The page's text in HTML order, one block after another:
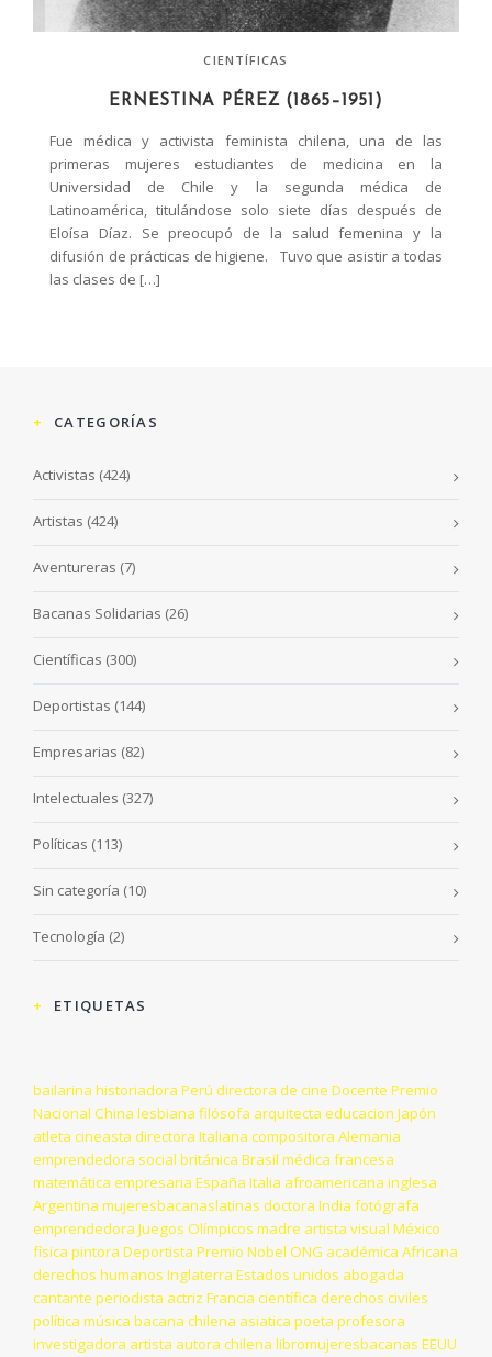
CIENTÍFICAS
ERNESTINA PÉREZ (1865–1951)
Fue médica y activista feminista chilena, una de las
primeras mujeres estudiantes de medicina en la
Universidad de Chile y la segunda médica de
Latinoamérica, titulándose solo siete días después de
Eloísa Díaz. Se preocupó de la salud femenina y la
difusión de prácticas de higiene. Tuvo que asistir a todas
las clases de […]
CATEGORÍAS
Activistas (424)
Artistas (424)
Aventureras (7)
Bacanas Solidarias (26)
Científicas (300)
Deportistas (144)
Empresarias (82)
Intelectuales (327)
Políticas (113)
Sin categoría (10)
Tecnología (2)
ETIQUETAS
bailarina historiadora Perú directora de cine Docente Premio
Nacional China lesbiana filósofa arquitecta educacion Japón
atleta cineasta directora Italiana compositora Alemania
emprendedora social británica Brasil médica francesa
matemática empresaria España Italia afroamericana inglesa
Argentina mujeresbacanaslatinas doctora India fotógrafa
emprendedora Juegos Olímpicos madre artista visual México
física pintora Deportista Premio Nobel ONG académica Africana
derechos humanos Inglaterra Estados unidos abogada
cantante periodista actriz Francia científica derechos civiles
política música bacana chilena asiatica poeta profesora
investigadora artista autora chilena libromujeresbacanas EEUU